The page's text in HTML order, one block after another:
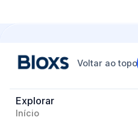
Voltar ao topo
Explorar
Início